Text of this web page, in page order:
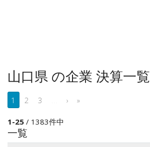
山口県 の企業 決算一覧
1 2 3 › »
1-25 / 1383件中
一覧